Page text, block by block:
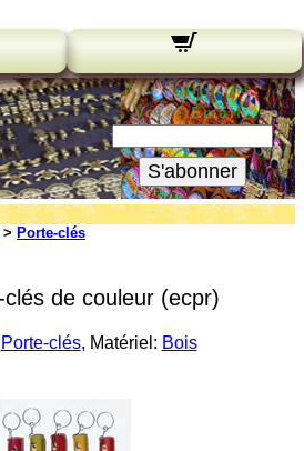
Nos bulletins:
Votre Email:
S'abonner
> Porte-clés
de couleur (ecpr)
Porte-clés, Matériel: Bois